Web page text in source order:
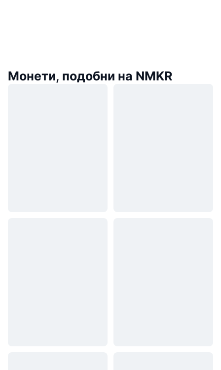
Монети, подобни на NMKR